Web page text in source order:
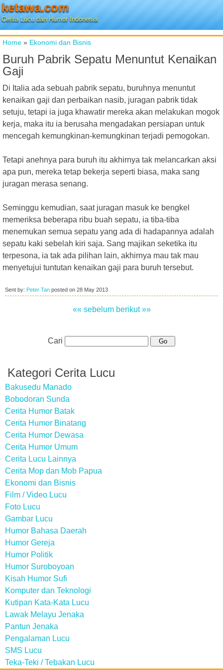
ketawa.com
Cerita Lucu dan Humor Indonesia
Home » Ekonomi dan Bisnis
Buruh Pabrik Sepatu Menuntut Kenaikan
Gaji
Di Italia ada sebuah pabrik sepatu, buruhnya menuntut
kenaikan gaji dan perbaikan nasib, juragan pabrik tidak
setuju, tetapi ia juga khawatir mereka akan melakukan mogok
kerja, maka itu ia berusaha mengadakan persiapan untuk
mencegah kemungkinan-kemungkinan terjadi pemogokan.
Tetapi anehnya para buruh itu akhirnya tak melancarkan aksi
apa pun, mereka tetap bekerja seperti biasa, maka sang
juragan merasa senang.
Seminggu kemudian, saat juragan masuk ke bengkel
memeriksa beberapa ribu buah sepatu, ia tiba-tiba
menemukan semua sepatu yang ada di hadapannya adalah
sepatu kaki sebelah kiri saja. Sang majikan seketika itu
terpesona, ia tak ada pilihan lain, akhirnya mau tak mau
menyetujui tuntutan kenaikan gaji para buruh tersebut.
Sent by: Peter Tan posted on 28 May 2013
«« sebelum berikut »»
Cari
Kategori Cerita Lucu
Bakusedu Manado
Bobodoran Sunda
Cerita Humor Batak
Cerita Humor Binatang
Cerita Humor Dewasa
Cerita Humor Umum
Cerita Lucu Lainnya
Cerita Mop dan Mob Papua
Ekonomi dan Bisnis
Film / Video Lucu
Foto Lucu
Gambar Lucu
Humor Bahasa Daerah
Humor Gereja
Humor Politik
Humor Suroboyoan
Kisah Humor Sufi
Komputer dan Teknologi
Kutipan Kata-Kata Lucu
Lawak Melayu Jenaka
Pantun Jenaka
Pengalaman Lucu
SMS Lucu
Teka-Teki / Tebakan Lucu